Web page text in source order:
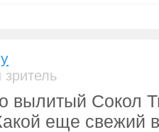
вылитый Сокол
еще свежий